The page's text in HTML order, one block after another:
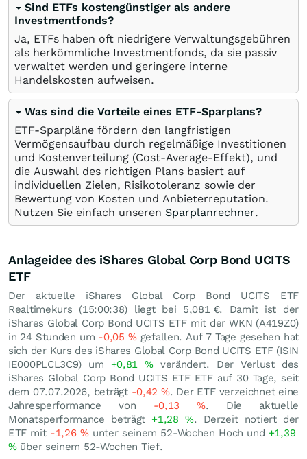
Sind ETFs kostengünstiger als andere
Investmentfonds?
Ja, ETFs haben oft niedrigere Verwaltungsgebühren
als herkömmliche Investmentfonds, da sie passiv
verwaltet werden und geringere interne
Handelskosten aufweisen.
Was sind die Vorteile eines ETF-Sparplans?
ETF-Sparpläne fördern den langfristigen
Vermögensaufbau durch regelmäßige Investitionen
und Kostenverteilung (Cost-Average-Effekt), und
die Auswahl des richtigen Plans basiert auf
individuellen Zielen, Risikotoleranz sowie der
Bewertung von Kosten und Anbieterreputation.
Nutzen Sie einfach unseren Sparplanrechner.
Anlageidee des iShares Global Corp Bond UCITS
ETF
Der aktuelle iShares Global Corp Bond UCITS ETF
Realtimekurs (15:00:38) liegt bei 5,081 €. Damit ist der
iShares Global Corp Bond UCITS ETF mit der WKN (A419Z0)
in 24 Stunden um -0,05 %gefallen. Auf 7 Tage gesehen hat
sich der Kurs des iShares Global Corp Bond UCITS ETF (ISIN
IE000PLCL3C9) um +0,81%verändert. Der Verlust des
iShares Global Corp Bond UCITS ETF ETF auf 30 Tage, seit
dem 07.07.2026, beträgt -0,42%. Der ETF verzeichnet eine
Jahresperformance von -0,13%. Die aktuelle
Monatsperformance beträgt +1,28 %. Derzeit notiert der
ETF mit -1,26 %unter seinem 52-Wochen Hoch und +1,39
%über seinem 52-Wochen Tief.